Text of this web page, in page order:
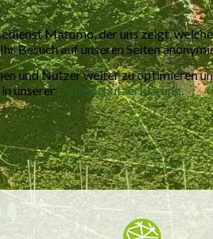
Matomo, der uns zeigt,
Besuch auf unseren Seiten
und Nutzer weiter zu optimieren
unsererDatenschutzerklärung.